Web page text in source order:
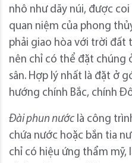
nhô như dãy núi, được coi
quan niệm của phong
phải giao hòa với trời đất
nên chỉ có thể đặt chúng
sân. Hợp lý nhất là đặt ở
hướng chính Bắc, chính
Đài phun nước là công
chứa nước hoặc bắn tia
chỉ có hiệu ứng thẩm mỹ,